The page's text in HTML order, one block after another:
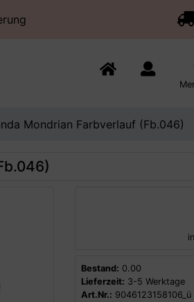
Mondrian Farbverlauf (Fb.046)
Bestand: 0.00
Lieferzeit: 3-5 Werktage
Art.Nr.: 9046123158106_ü